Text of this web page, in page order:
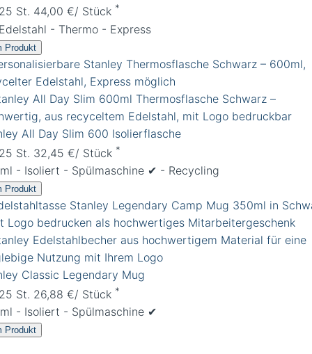
St. 44,00 €/ Stück *
- Thermo - Express
Produkt
All Day Slim 600 Isolierflasche
St. 32,45 €/ Stück *
- Isoliert - Spülmaschine ✔︎ - Recycling
Produkt
Classic Legendary Mug
St. 26,88 €/ Stück *
- Isoliert - Spülmaschine ✔︎
Produkt